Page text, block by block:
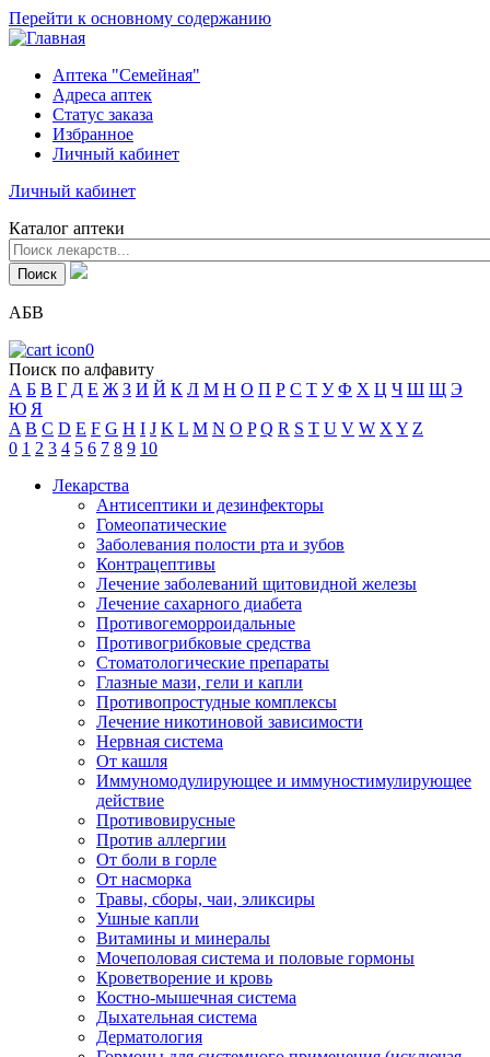
Перейти к основному содержанию
Аптека "Семейная"
Адреса аптек
Статус заказа
Избранное
Личный кабинет
Личный кабинет
Каталог аптеки
АБВ
0
Поиск по алфавиту
А Б В Г Д Е Ж З И Й К Л М Н О П Р С Т У Ф Х Ц Ч Ш Щ Э
Ю Я
A B C D E F G H I J K L M N O P Q R S T U V W X Y Z
0 1 2 3 4 5 6 7 8 9 10
Лекарства
Антисептики и дезинфекторы
Гомеопатические
Заболевания полости рта и зубов
Контрацептивы
Лечение заболеваний щитовидной железы
Лечение сахарного диабета
Противогеморроидальные
Противогрибковые средства
Стоматологические препараты
Глазные мази, гели и капли
Противопростудные комплексы
Лечение никотиновой зависимости
Нервная система
От кашля
Иммуномодулирующее и иммуностимулирующее
действие
Противовирусные
Против аллергии
От боли в горле
От насморка
Травы, сборы, чаи, эликсиры
Ушные капли
Витамины и минералы
Мочеполовая система и половые гормоны
Кроветворение и кровь
Костно-мышечная система
Дыхательная система
Дерматология